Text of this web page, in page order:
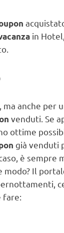
in
, ma anche per
venduti. Se
ottime
già venduti
è sempre
modo? Il
fare: